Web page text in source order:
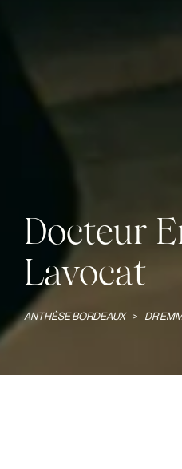
Docteur
Lavocat
ANTHÈSE BORDEAUX > DR